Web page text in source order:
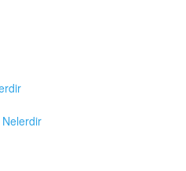
Nelerdir